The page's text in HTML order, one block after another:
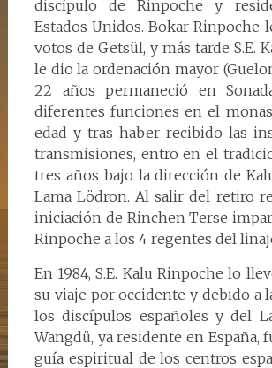
discípulo de Rinpoche y
Estados Unidos. Bokar Rinpoche
votos de Getsül, y más tarde S.E.
le dio la ordenación mayor
22 años permaneció en
diferentes funciones en el
edad y tras haber recibido las
transmisiones, entro en el
tres años bajo la dirección de
Lama Lödron. Al salir del retiro
iniciación de Rinchen Terse
Rinpoche a los 4 regentes del
En 1984, S.E. Kalu Rinpoche lo
su viaje por occidente y debido a
los discípulos españoles y del
Wangdü, ya residente en España,
guía espiritual de los centros